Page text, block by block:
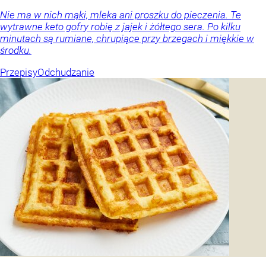
Nie ma w nich mąki, mleka ani proszku do pieczenia. Te
wytrawne keto gofry robię z jajek i żółtego sera. Po kilku
minutach są rumiane, chrupiące przy brzegach i miękkie w
środku.
PrzepisyOdchudzanie